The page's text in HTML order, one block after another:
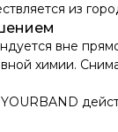
из
вне
химии.